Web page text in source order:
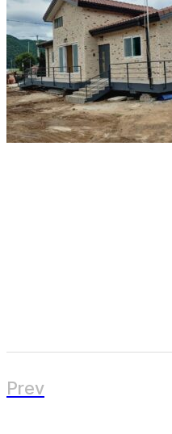
Prev